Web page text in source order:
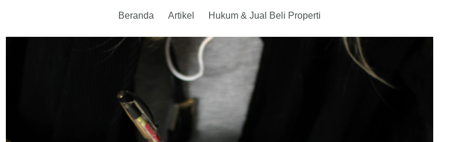
Beranda Artikel Hukum & Jual Beli Properti